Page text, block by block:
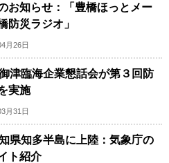
お知らせ：「豊橋ほっとメー
防災ラジオ」
月26日
津臨海企業懇話会が第３回防
実施
月31日
県知多半島に上陸：気象庁の
ト紹介